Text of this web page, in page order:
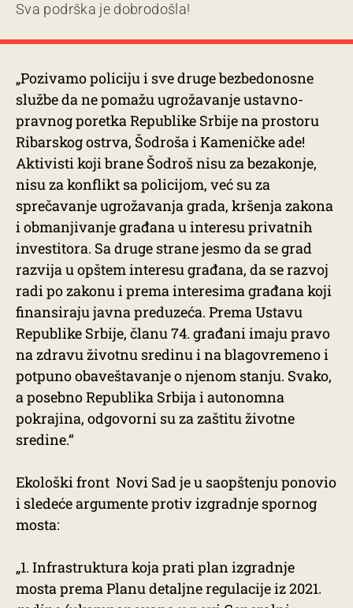
Sva podrška je dobrodošla!
„Pozivamo policiju i sve druge bezbedonosne
službe da ne pomažu ugrožavanje ustavno-
pravnog poretka Republike Srbije na prostoru
Ribarskog ostrva, Šodroša i Kameničke ade!
Aktivisti koji brane Šodroš nisu za bezakonje,
nisu za konflikt sa policijom, već su za
sprečavanje ugrožavanja grada, kršenja zakona
i obmanjivanje građana u interesu privatnih
investitora. Sa druge strane jesmo da se grad
razvija u opštem interesu građana, da se razvoj
radi po zakonu i prema interesima građana koji
finansiraju javna preduzeća. Prema Ustavu
Republike Srbije, članu 74. građani imaju pravo
na zdravu životnu sredinu i na blagovremeno i
potpuno obaveštavanje o njenom stanju. Svako,
a posebno Republika Srbija i autonomna
pokrajina, odgovorni su za zaštitu životne
sredine.“
Ekološki front Novi Sad je u saopštenju ponovio
i sledeće argumente protiv izgradnje spornog
mosta:
„1. Infrastruktura koja prati plan izgradnje
mosta prema Planu detaljne regulacije iz 2021.